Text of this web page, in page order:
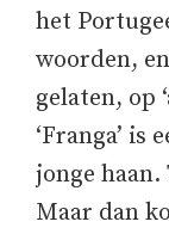
het
woorden,
gelaten, op
‘Franga’ is
jonge
Maar dan